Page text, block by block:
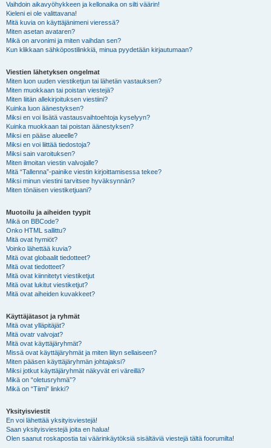
Vaihdoin aikavyöhykkeen ja kellonaika on silti väärin!
Kieleni ei ole valittavana!
Mitä kuvia on käyttäjänimeni vieressä?
Miten asetan avataren?
Mikä on arvonimi ja miten vaihdan sen?
Kun klikkaan sähköpostilinkkiä, minua pyydetään kirjautumaan?
Viestien lähetyksen ongelmat
Miten luon uuden viestiketjun tai lähetän vastauksen?
Miten muokkaan tai poistan viestejä?
Miten liitän allekirjoituksen viestiini?
Kuinka luon äänestyksen?
Miksi en voi lisätä vastausvaihtoehtoja kyselyyn?
Kuinka muokkaan tai poistan äänestyksen?
Miksi en pääse alueelle?
Miksi en voi liittää tiedostoja?
Miksi sain varoituksen?
Miten ilmoitan viestin valvojalle?
Mitä “Tallenna”-painike viestin kirjoittamisessa tekee?
Miksi minun viestini tarvitsee hyväksynnän?
Miten tönäisen viestiketjuani?
Muotoilu ja aiheiden tyypit
Mikä on BBCode?
Onko HTML sallittu?
Mitä ovat hymiöt?
Voinko lähettää kuvia?
Mitä ovat globaalit tiedotteet?
Mitä ovat tiedotteet?
Mitä ovat kiinnitetyt viestiketjut
Mitä ovat lukitut viestiketjut?
Mitä ovat aiheiden kuvakkeet?
Käyttäjätasot ja ryhmät
Mitä ovat ylläpitäjät?
Mitä ovatr valvojat?
Mitä ovat käyttäjäryhmät?
Missä ovat käyttäjäryhmät ja miten liityn sellaiseen?
Miten pääsen käyttäjäryhmän johtajaksi?
Miksi jotkut käyttäjäryhmät näkyvät eri väreillä?
Mikä on “oletusryhmä”?
Mikä on “Tiimi” linkki?
Yksityisviestit
En voi lähettää yksityisviestejä!
Saan yksityisviestejä joita en halua!
Olen saanut roskapostia tai väärinkäytöksiä sisältäviä viestejä tältä foorumilta!